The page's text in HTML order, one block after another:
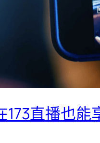
直播也能